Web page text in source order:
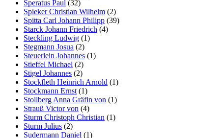
Speratus Paul (32)
Spieker Christian Wilhelm (2)
Spitta Carl Johann Philipp (39)
Starck Johann Friedrich (4)
Steckling Ludwig (1)
Stegmann Josua (2)
Steuerlein Johannes (1)
Stieffel Michael (2)
Stigel Johannes (2)
Stockfleth Heinrich Arnold (1)
Stockmann Ernst (1)
Stollberg Anna Gräfin von (1)
Strauß Victor von (4)
Sturm Christoph Christian (1)
Sturm Julius (2)
Sudermann Daniel (1)